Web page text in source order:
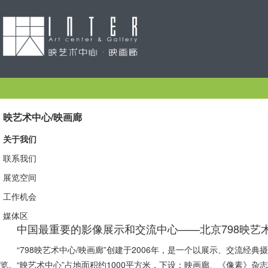
映艺术中心/映画廊
关于我们
联系我们
展览空间
工作机会
媒体区
中国最重要的影像展示和交流中心——北京798映艺
“798映艺术中心/映画廊”创建于2006年，是一个以展示、交流经
览。“映艺术中心”占地面积约1000平方米，下设：映画廊、《像素》